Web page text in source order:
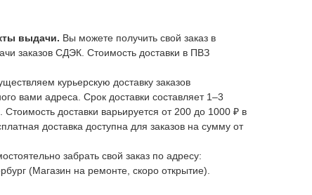
выдачи. Вы можете получить свой заказ в
заказов СДЭК. Стоимость доставки в ПВЗ
курьерскую доставку заказов
вами адреса. Срок доставки составляет 1–3
Стоимость доставки варьируется от 200 до 1000 ₽ в
доставка доступна для заказов на сумму от
забрать свой заказ по адресу:
(Магазин на ремонте, скоро открытие).